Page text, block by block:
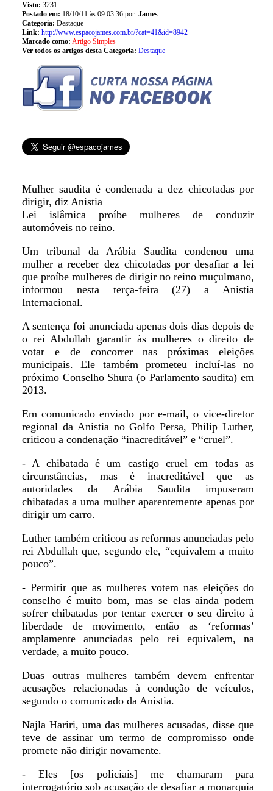
Visto: 3231
Postado em: 18/10/11 às 09:03:36 por: James
Categoria: Destaque
Link: http://www.espacojames.com.br/?cat=41&id=8942
Marcado como: Artigo Simples
Ver todos os artigos desta Categoria: Destaque
Mulher saudita é condenada a dez chicotadas por
dirigir, diz Anistia
Lei islâmica proíbe mulheres de conduzir
automóveis no reino.
Um tribunal da Arábia Saudita condenou uma
mulher a receber dez chicotadas por desafiar a lei
que proíbe mulheres de dirigir no reino muçulmano,
informou nesta terça-feira (27) a Anistia
Internacional.
A sentença foi anunciada apenas dois dias depois de
o rei Abdullah garantir às mulheres o direito de
votar e de concorrer nas próximas eleições
municipais. Ele também prometeu incluí-las no
próximo Conselho Shura (o Parlamento saudita) em
2013.
Em comunicado enviado por e-mail, o vice-diretor
regional da Anistia no Golfo Persa, Philip Luther,
criticou a condenação “inacreditável” e “cruel”.
- A chibatada é um castigo cruel em todas as
circunstâncias, mas é inacreditável que as
autoridades da Arábia Saudita impuseram
chibatadas a uma mulher aparentemente apenas por
dirigir um carro.
Luther também criticou as reformas anunciadas pelo
rei Abdullah que, segundo ele, “equivalem a muito
pouco”.
- Permitir que as mulheres votem nas eleições do
conselho é muito bom, mas se elas ainda podem
sofrer chibatadas por tentar exercer o seu direito à
liberdade de movimento, então as ‘reformas’
amplamente anunciadas pelo rei equivalem, na
verdade, a muito pouco.
Duas outras mulheres também devem enfrentar
acusações relacionadas à condução de veículos,
segundo o comunicado da Anistia.
Najla Hariri, uma das mulheres acusadas, disse que
teve de assinar um termo de compromisso onde
promete não dirigir novamente.
- Eles [os policiais] me chamaram para
interrogatório sob acusação de desafiar a monarquia